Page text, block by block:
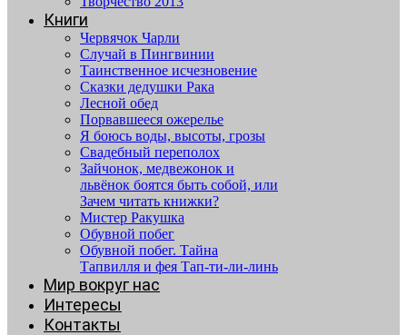
Книги
Червячок Чарли
Случай в Пингвинии
Таинственное исчезновение
Сказки дедушки Рака
Лесной обед
Порвавшееся ожерелье
Я боюсь воды, высоты, грозы
Свадебный переполох
Зайчонок, медвежонок и
львёнок боятся быть собой, или
Зачем читать книжки?
Мистер Ракушка
Обувной побег
Обувной побег. Тайна
Тапвилля и фея Тап-ти-ли-линь
Мир вокруг нас
Интересы
Контакты